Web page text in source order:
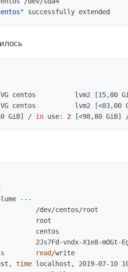
centos          lvm2
[15,80
centos          lvm2
[<83,00
GiB] / in use: 2 [<98,80
---
/dev/centos/root
root
centos
2Js7Fd-vndx-X1e8-mOGt-
read/write
time localhost, 2019-07-10